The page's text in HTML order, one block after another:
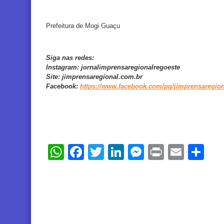
Prefeitura de Mogi Guaçu
Siga nas redes:
Instagram: jornalimprensaregionalregoeste
Site: jimprensaregional.com.br
Facebook: https://www.facebook.com/pg/
WhatsApp
Facebook
TwitterLinkedIn
Messenger
PrintEmail